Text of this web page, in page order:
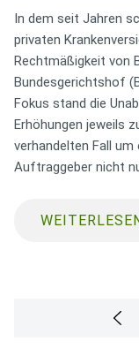
In dem seit Jahren
privaten
Rechtmäßigkeit von
Bundesgerichtshof
Fokus stand die
Erhöhungen jeweils
verhandelten Fall um
Auftraggeber nicht